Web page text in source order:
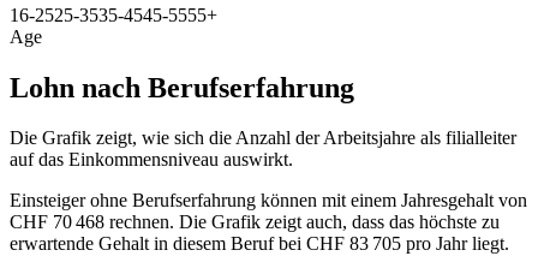
16-2525-3535-4545-5555+
Age
Lohn nach Berufserfahrung
Die Grafik zeigt, wie sich die Anzahl der Arbeitsjahre als filialleiter
auf das Einkommensniveau auswirkt.
Einsteiger ohne Berufserfahrung können mit einem Jahresgehalt von
CHF 70 468 rechnen. Die Grafik zeigt auch, dass das höchste zu
erwartende Gehalt in diesem Beruf bei CHF 83 705 pro Jahr liegt.